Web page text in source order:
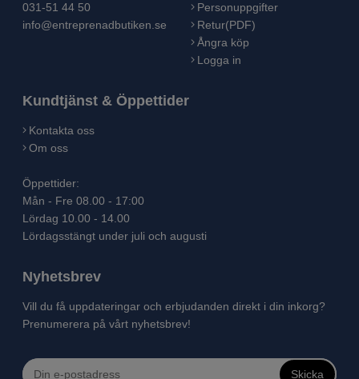
031-51 44 50
info@entreprenadbutiken.se
Personuppgifter
Retur(PDF)
Ångra köp
Logga in
Kundtjänst & Öppettider
Kontakta oss
Om oss
Öppettider:
Mån - Fre 08.00 - 17:00
Lördag 10.00 - 14.00
Lördagsstängt under juli och augusti
Nyhetsbrev
Vill du få uppdateringar och erbjudanden direkt i din inkorg?
Prenumerera på vårt nyhetsbrev!
Skicka